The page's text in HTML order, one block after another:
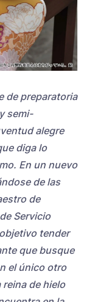
de preparatoria
semi-
alegre
diga lo
En un nuevo
de las
de
Servicio
tender
que busque
el único otro
de hielo